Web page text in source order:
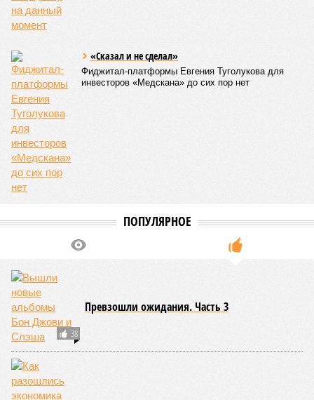
«Сказал и не сделал»
Фиджитал-платформы Евгения Туголукова для
инвесторов «Медскана» до сих пор нет
ПОПУЛЯРНОЕ
38
Превзошли ожидания. Часть 3